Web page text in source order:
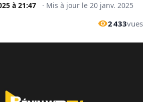
à 21:47 · Mis à jour le 20 janv. 2025
2 433vues